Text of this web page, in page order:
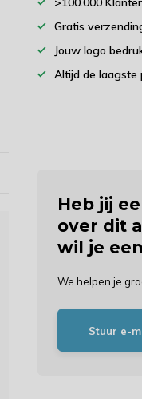
Gratis
Jouw logo
Altijd de laagste
Heb jij
over dit
wil je
We helpen je
Stuur e-